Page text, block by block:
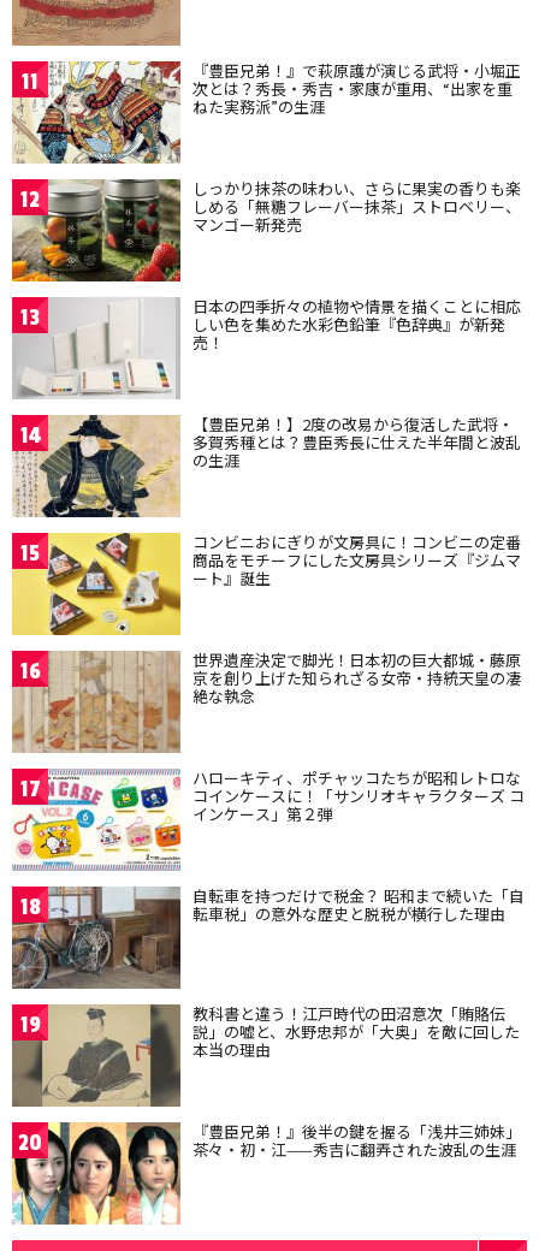
11 『豊臣兄弟！』で萩原護が演じる武将・小堀正
次とは？秀長・秀吉・家康が重用、“出家を重
ねた実務派”の生涯
12 しっかり抹茶の味わい、さらに果実の香りも楽
しめる「無糖フレーバー抹茶」ストロベリー、
マンゴー新発売
13 日本の四季折々の植物や情景を描くことに相応
しい色を集めた水彩色鉛筆『色辞典』が新発
売！
14 【豊臣兄弟！】2度の改易から復活した武将・
多賀秀種とは？豊臣秀長に仕えた半年間と波乱
の生涯
15 コンビニおにぎりが文房具に！コンビニの定番
商品をモチーフにした文房具シリーズ『ジムマ
ート』誕生
16 世界遺産決定で脚光！日本初の巨大都城・藤原
京を創り上げた知られざる女帝・持統天皇の凄
絶な執念
17 ハローキティ、ポチャッコたちが昭和レトロな
コインケースに！「サンリオキャラクターズ コ
インケース」第２弾
18 自転車を持つだけで税金？ 昭和まで続いた「自
転車税」の意外な歴史と脱税が横行した理由
19 教科書と違う！江戸時代の田沼意次「賄賂伝
説」の嘘と、水野忠邦が「大奥」を敵に回した
本当の理由
20 『豊臣兄弟！』後半の鍵を握る「浅井三姉妹」
茶々・初・江——秀吉に翻弄された波乱の生涯